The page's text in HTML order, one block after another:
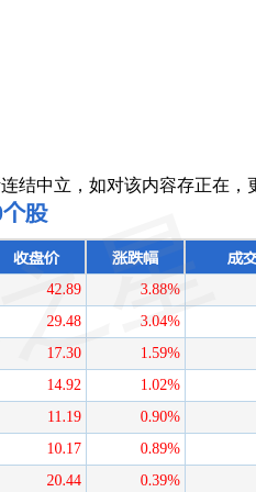
中立，如对该内容存正在，